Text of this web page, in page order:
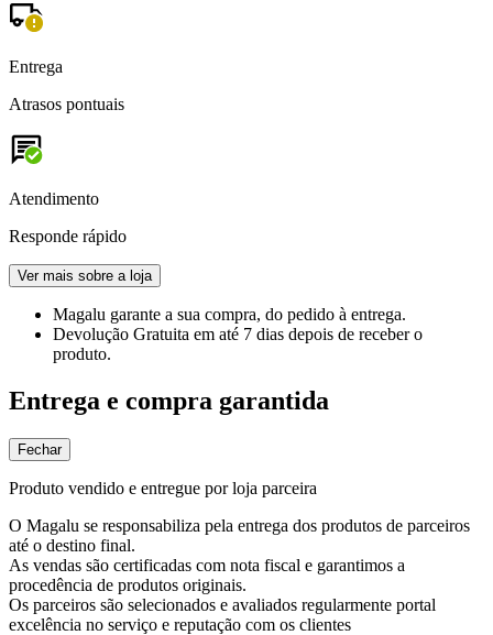
Entrega
Atrasos pontuais
Atendimento
Responde rápido
Ver mais sobre a loja
Magalu garante a sua compra, do pedido à entrega.
Devolução Gratuita em até 7 dias depois de receber o
produto.
Entrega e compra garantida
Fechar
Produto vendido e entregue por loja parceira
O Magalu se responsabiliza pela entrega dos produtos de parceiros
até o destino final.
As vendas são certificadas com nota fiscal e garantimos a
procedência de produtos originais.
Os parceiros são selecionados e avaliados regularmente portal
excelência no serviço e reputação com os clientes